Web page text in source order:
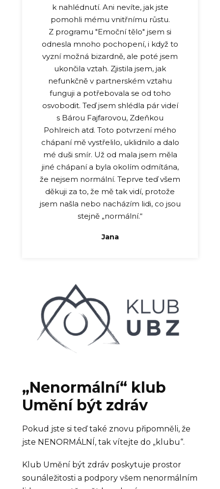
k nahlédnutí. Ani nevíte, jak jste
pomohli mému vnitřnímu růstu.
Z programu "Emoční tělo" jsem si
odnesla mnoho pochopení, i když to
vyzní možná bizardně, ale poté jsem
ukončila vztah. Zjistila jsem, jak
nefunkčně v partnerském vztahu
funguji a potřebovala se od toho
osvobodit. Teď jsem shlédla pár videí
s Bárou Fajfarovou, Zdeňkou
Pohlreich atd. Toto potvrzení mého
chápaní mě vystřelilo, uklidnilo a dalo
mé duši smír. Už od mala jsem měla
jiné chápaní a byla okolím odmítána,
že nejsem normální. Teprve teď všem
děkuji za to, že mě tak vidí, protože
jsem našla nebo nacházím lidi, co jsou
stejně „normální.“
Jana
„Nenormální“ klub
Umění být zdráv
Pokud jste si teď také znovu připomněli, že
jste NENORMÁLNÍ, tak vítejte do „klubu“.
Klub Umění být zdráv poskytuje prostor
sounáležitosti a podpory všem nenormálním